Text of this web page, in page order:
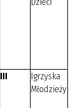
III
Igrzyska
Młodzieży